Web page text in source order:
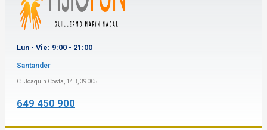
Lun - Vie: 9:00 - 21:00
Santander
C. Joaquín Costa, 14B, 39005
649 450 900